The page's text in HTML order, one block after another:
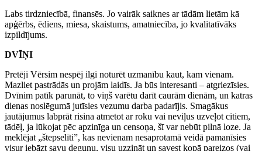
Labs tirdzniecībā, finansēs. Jo vairāk saiknes ar tādām lietām kā
apģērbs, ēdiens, miesa, skaistums, amatniecība, jo kvalitatīvāks
izpildījums.
DVĪŅI
Pretēji Vērsim nespēj ilgi noturēt uzmanību kaut, kam vienam.
Mazliet pastrādās un projām laidīs. Ja būs interesanti – atgriezīsies.
Dvīnim patīk parunāt, to viņš varētu darīt caurām dienām, un katras
dienas noslēgumā jutīsies vezumu darba padarījis. Smagākus
jautājumus labprāt risina atmetot ar roku vai neviļus uzveļot citiem,
tādēļ, ja lūkojat pēc apzinīga un censoņa, šī var nebūt pilnā loze. Ja
meklējat „štepselīti”, kas nevienam nesaprotamā veidā pamanīsies
visur iebāzt savu degunu, visu uzzināt un savest kopā pareizos (vai